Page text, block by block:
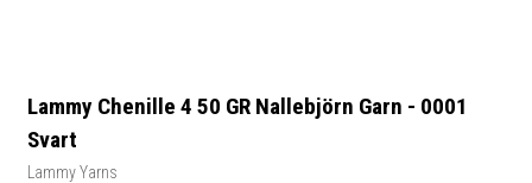
Lammy Chenille 4 50 GR Nallebjörn Garn - 0001
Svart
Lammy Yarns